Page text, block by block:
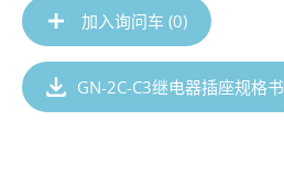
加入询问车 (0)
GN-2C-C3继电器插座规格书